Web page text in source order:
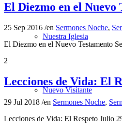
Nuestra Iglesia
Nuevo Visitante
El Diezmo en el Nuevo
25 Sep 2016 /en Sermones Noche,
El Diezmo en el Nuevo Testamento
2
Lecciones de Vida: El
29 Jul 2018 /en Sermones Noche,
Lecciones de Vida: El Respeto Julio